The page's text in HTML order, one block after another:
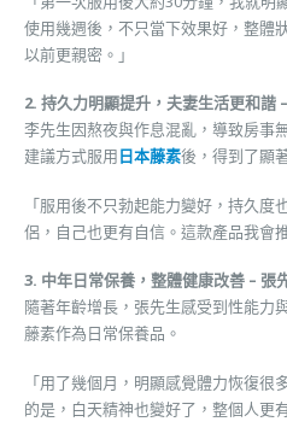
使用幾週後，不只當下效果好，整體
以前更親密。」
2. 持久力明顯提升，夫妻生活更和諧
李先生因熬夜與作息混亂，導致房事
建議方式服用日本藤素後，得到了顯
「服用後不只勃起能力變好，持久
侶，自己也更有自信。這款產品我會
3. 中年日常保養，整體健康改善 – 張
隨著年齡增長，張先生感受到性能力
藤素作為日常保養品。
「用了幾個月，明顯感覺體力恢復
的是，白天精神也變好了，整個人更